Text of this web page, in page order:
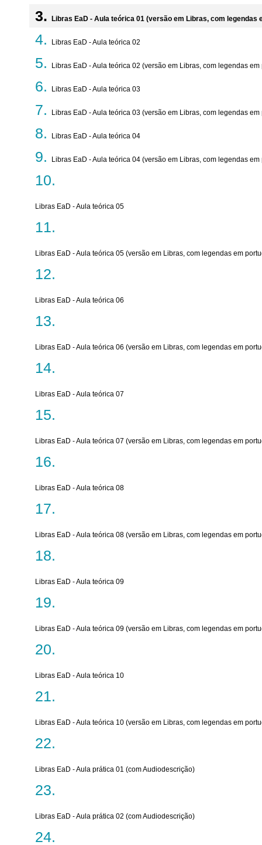
Libras EaD - Aula teórica 01 (versão em Libras, com legendas
Libras EaD - Aula teórica 02
Libras EaD - Aula teórica 02 (versão em Libras, com legendas em
Libras EaD - Aula teórica 03
Libras EaD - Aula teórica 03 (versão em Libras, com legendas em
Libras EaD - Aula teórica 04
Libras EaD - Aula teórica 04 (versão em Libras, com legendas em
Libras EaD - Aula teórica 05
Libras EaD - Aula teórica 05 (versão em Libras, com legendas em
Libras EaD - Aula teórica 06
Libras EaD - Aula teórica 06 (versão em Libras, com legendas em
Libras EaD - Aula teórica 07
Libras EaD - Aula teórica 07 (versão em Libras, com legendas em
Libras EaD - Aula teórica 08
Libras EaD - Aula teórica 08 (versão em Libras, com legendas em
Libras EaD - Aula teórica 09
Libras EaD - Aula teórica 09 (versão em Libras, com legendas em
Libras EaD - Aula teórica 10
Libras EaD - Aula teórica 10 (versão em Libras, com legendas em
Libras EaD - Aula prática 01 (com Audiodescrição)
Libras EaD - Aula prática 02 (com Audiodescrição)